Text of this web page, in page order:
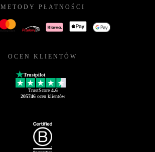
METODY PŁATNOŚCI
OCEN KLIENTÓW
Trustpilot
TrustScore 4.6
205746ocen klientów